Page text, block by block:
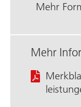
Mehr
Mehr